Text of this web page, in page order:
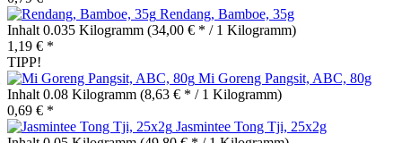
Rendang, Bamboe, 35g
Inhalt 0.035 Kilogramm (34,00 € * / 1 Kilogramm)
1,19 € *
TIPP!
Mi Goreng Pangsit, ABC, 80g
Inhalt 0.08 Kilogramm (8,63 € * / 1 Kilogramm)
0,69 € *
Jasmintee Tong Tji, 25x2g